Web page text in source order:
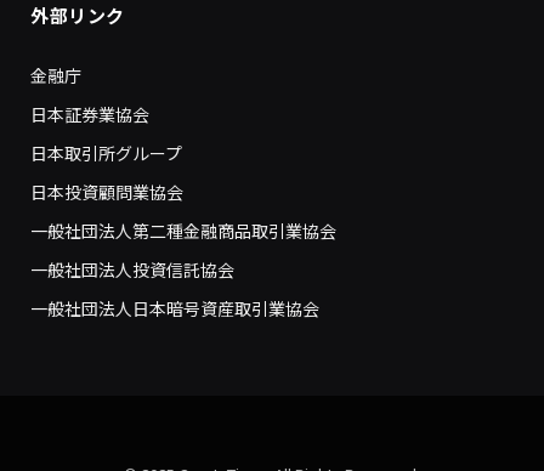
外部リンク
金融庁
日本証券業協会
日本取引所グループ
日本投資顧問業協会
一般社団法人第二種金融商品取引業協会
一般社団法人投資信託協会
一般社団法人日本暗号資産取引業協会